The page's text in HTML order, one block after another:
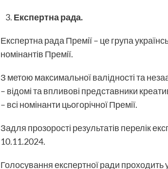
Експертна рада.
Експертна рада Премії – це група
номінантів Премії.
З метою максимальної валідності та
– відомі та впливові представники
– всі номінанти цьогорічної Премії.
Задля прозорості результатів перелік
10.11.2024.
Голосування експертної ради проходить